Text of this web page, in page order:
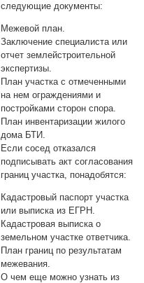
следующие документы:
Межевой план.
Заключение специалиста или
отчет землейстроительной
экспертизы.
План участка с отмеченными
на нем ограждениями и
постройками сторон спора.
План инвентаризации жилого
дома БТИ.
Если сосед отказался
подписывать акт согласования
границ участка, понадобятся:
Кадастровый паспорт участка
или выписка из ЕГРН.
Кадастровая выписка о
земельном участке ответчика.
План границ по результатам
межевания.
О чем еще можно узнать из